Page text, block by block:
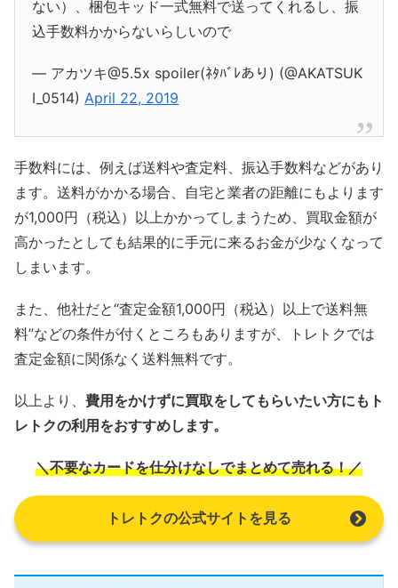
ない）、梱包キッド一式無料で送ってくれるし、振
込手数料かからないらしいので
— アカツキ@5.5x spoiler(ﾈﾀﾊﾞﾚあり) (@AKATSUK
I_0514)April 22, 2019
手数料には、例えば送料や査定料、振込手数料などがあり
ます。送料がかかる場合、自宅と業者の距離にもよります
が1,000円（税込）以上かかってしまうため、買取金額が
高かったとしても結果的に手元に来るお金が少なくなって
しまいます。
また、他社だと“査定金額1,000円（税込）以上で送料無
料”などの条件が付くところもありますが、トレトクでは
査定金額に関係なく送料無料です。
以上より、 費用をかけずに買取をしてもらいたい方にもト
レトクの利用をおすすめします。
＼不要なカードを仕分けなしでまとめて売れる！／
トレトクの公式サイトを見る